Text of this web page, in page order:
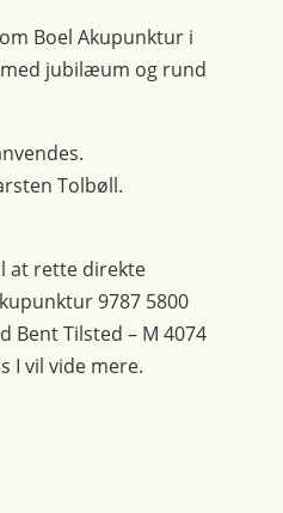
Boel Akupunktur i
jubilæum og rund
Tolbøll.
at rette direkte
9787 5800
Bent Tilsted – M 4074
I vil vide mere.